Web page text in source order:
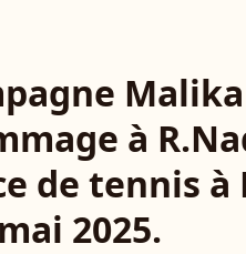
à
de tennis à
2025.